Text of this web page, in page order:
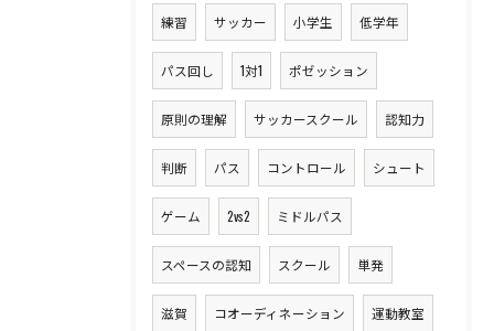
練習 サッカー 小学生 低学年
パス回し 1対1 ポゼッション
原則の理解 サッカースクール 認知力
判断 パス コントロール シュート
ゲーム 2vs2 ミドルパス
スペースの認知 スクール 単発
滋賀 コオーディネーション 運動教室